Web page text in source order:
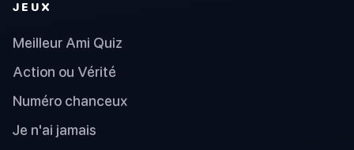
JEUX
Meilleur Ami Quiz
Action ou Vérité
Numéro chanceux
Je n'ai jamais